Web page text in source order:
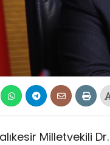
Milletvekili